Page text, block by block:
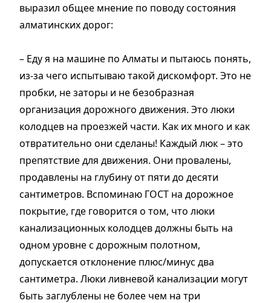
выразил общее мнение по поводу состояния
алматинских дорог:
– Еду я на машине по Алматы и пытаюсь понять,
из-за чего испытываю такой дискомфорт. Это не
пробки, не заторы и не безобразная
организация дорожного движения. Это люки
колодцев на проезжей части. Как их много и как
отвратительно они сделаны! Каждый люк – это
препятствие для движения. Они провалены,
продавлены на глубину от пяти до десяти
сантиметров. Вспоминаю ГОСТ на дорожное
покрытие, где говорится о том, что люки
канализационных колодцев должны быть на
одном уровне с дорожным полотном,
допускается отклонение плюс/минус два
сантиметра. Люки ливневой канализации могут
быть заглублены не более чем на три